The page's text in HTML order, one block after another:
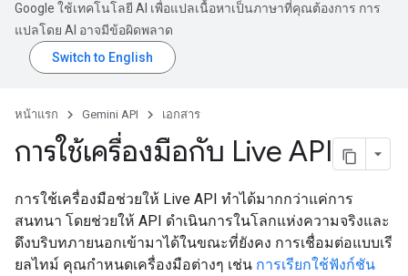
Google ใช้เทคโนโลยี AI เพื่อแปลเนื้อหาเป็นภาษาที่คุณต้องการ การ
แปลโดย AI อาจมีข้อผิดพลาด
หน้าแรก Gemini API เอกสาร
การใช้เครื่องมือกับ Live API
การใช้เครื่องมือช่วยให้ Live API ทำได้มากกว่าแค่การ
สนทนา โดยช่วยให้ API ดำเนินการในโลกแห่งความจริงและ
ดึงบริบทภายนอกเข้ามาได้ในขณะที่ยังคง การเชื่อมต่อแบบเรี
ยลไทม์ คุณกำหนดเครื่องมือต่างๆ เช่น การเรียกใช้ฟังก์ชัน